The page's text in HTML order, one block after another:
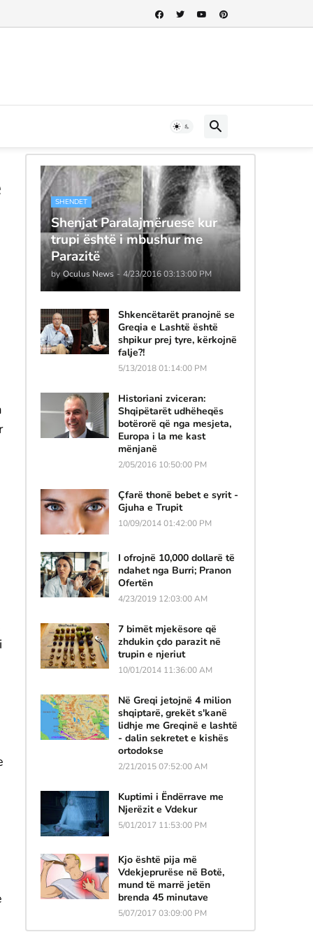
SHENDET
Shenjat Paralajmëruese kur
trupi është i mbushur me
Parazitë
by Oculus News - 4/23/2016 03:13:00 PM
Shkencëtarët pranojnë se
Greqia e Lashtë është
shpikur prej tyre, kërkojnë
falje?!
5/13/2018 01:14:00 PM
Historiani zviceran:
Shqipëtarët udhëheqës
botërorë që nga mesjeta,
Europa i la me kast
mënjanë
2/05/2016 10:50:00 PM
Çfarë thonë bebet e syrit -
Gjuha e Trupit
10/09/2014 01:42:00 PM
I ofrojnë 10,000 dollarë të
ndahet nga Burri; Pranon
Ofertën
4/23/2019 12:03:00 AM
7 bimët mjekësore që
zhdukin çdo parazit në
trupin e njeriut
10/01/2014 11:36:00 AM
Në Greqi jetojnë 4 milion
shqiptarë, grekët s'kanë
lidhje me Greqinë e lashtë
- dalin sekretet e kishës
ortodokse
2/21/2015 07:52:00 AM
Kuptimi i Ëndërrave me
Njerëzit e Vdekur
5/01/2017 11:53:00 PM
Kjo është pija më
Vdekjeprurëse në Botë,
mund të marrë jetën
brenda 45 minutave
5/07/2017 03:09:00 PM